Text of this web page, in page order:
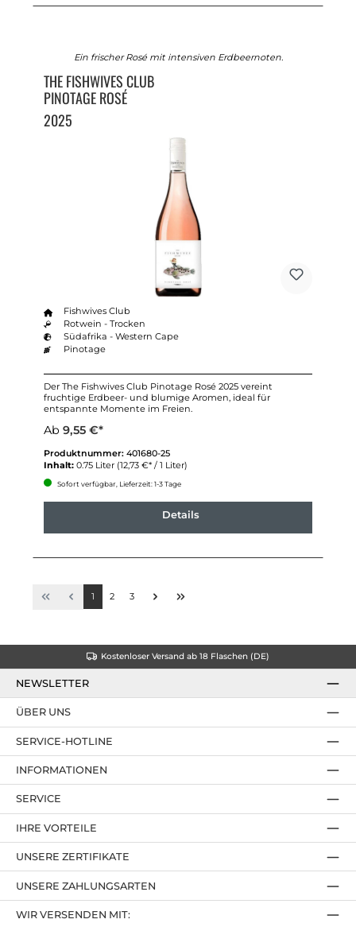
Ein frischer Rosé mit intensiven Erdbeernoten.
THE FISHWIVES CLUB
PINOTAGE ROSÉ
2025
Fishwives Club
Rotwein - Trocken
Südafrika - Western Cape
Pinotage
Der The Fishwives Club Pinotage Rosé 2025 vereint
fruchtige Erdbeer- und blumige Aromen, ideal für
entspannte Momente im Freien.
Ab 9,55 €*
Produktnummer: 401680-25
Inhalt: 0.75 Liter (12,73 €* / 1 Liter)
Sofort verfügbar, Lieferzeit: 1-3 Tage
Details
1 2 3
Kostenloser Versand ab 18 Flaschen (DE)
NEWSLETTER
SERVICE-HOTLINE
IHRE VORTEILE
UNSERE ZAHLUNGSARTEN
ÜBER UNS
UNSERE ZERTIFIKATE
INFORMATIONEN
SERVICE
WIR VERSENDEN MIT: